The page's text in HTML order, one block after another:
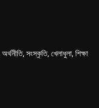
সংস্কৃতি, খেলাধুলা, শিক্ষা